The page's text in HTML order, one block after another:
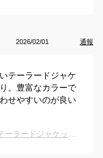
2026/02/01 通報
テーラードジャケ
。豊富なカラーで
せやすいのが良い
春コーデにおすすめのおしゃれなメンズテーラードジャケットは？